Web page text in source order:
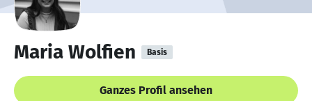
Maria Wolfien Basis
Ganzes Profil ansehen